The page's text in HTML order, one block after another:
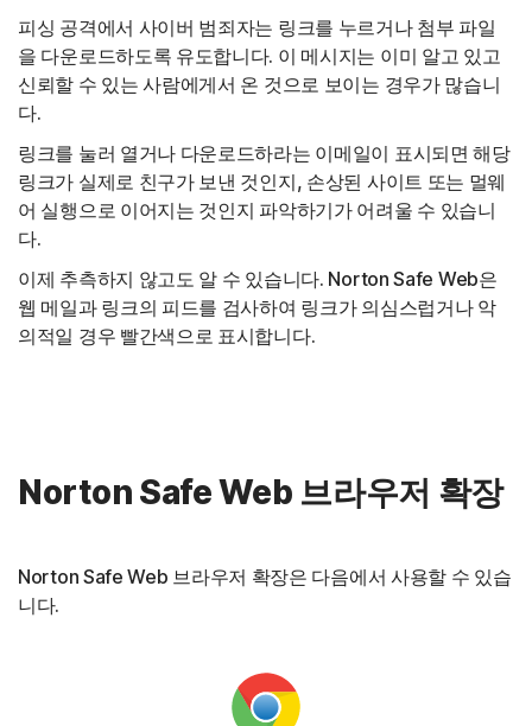
피싱 공격에서 사이버 범죄자는 링크를 누르거나 첨부 파일
을 다운로드하도록 유도합니다. 이 메시지는 이미 알고 있고
신뢰할 수 있는 사람에게서 온 것으로 보이는 경우가 많습니
다.
링크를 눌러 열거나 다운로드하라는 이메일이 표시되면 해당
링크가 실제로 친구가 보낸 것인지, 손상된 사이트 또는 멀웨
어 실행으로 이어지는 것인지 파악하기가 어려울 수 있습니
다.
이제 추측하지 않고도 알 수 있습니다. Norton Safe Web은
웹 메일과 링크의 피드를 검사하여 링크가 의심스럽거나 악
의적일 경우 빨간색으로 표시합니다.
Norton Safe Web 브라우저 확장
Norton Safe Web 브라우저 확장은 다음에서 사용할 수 있습
니다.